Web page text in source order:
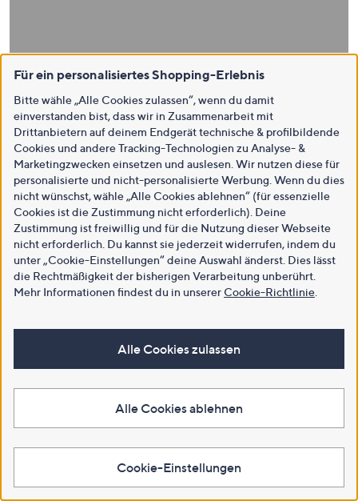
Für ein personalisiertes Shopping-Erlebnis
Bitte wähle „Alle Cookies zulassen“, wenn du damit
einverstanden bist, dass wir in Zusammenarbeit mit
Drittanbietern auf deinem Endgerät technische & profilbildende
Cookies und andere Tracking-Technologien zu Analyse- &
Marketingzwecken einsetzen und auslesen. Wir nutzen diese für
personalisierte und nicht-personalisierte Werbung. Wenn du dies
nicht wünschst, wähle „Alle Cookies ablehnen“ (für essenzielle
Cookies ist die Zustimmung nicht erforderlich). Deine
Zustimmung ist freiwillig und für die Nutzung dieser Webseite
nicht erforderlich. Du kannst sie jederzeit widerrufen, indem du
unter „Cookie-Einstellungen“ deine Auswahl änderst. Dies lässt
die Rechtmäßigkeit der bisherigen Verarbeitung unberührt.
Mehr Informationen findest du in unsererCookie-Richtlinie
Alle Cookies zulassen
Alle Cookies ablehnen
Cookie-Einstellungen